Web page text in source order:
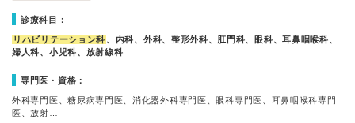
診療科目：
リハビリテーション科 、内科、外科、整形外科、肛門科、眼科、耳鼻咽喉科、
婦人科、小児科、放射線科
専門医・資格：
外科専門医、糖尿病専門医、消化器外科専門医、眼科専門医、耳鼻咽喉科専門
医、放射…